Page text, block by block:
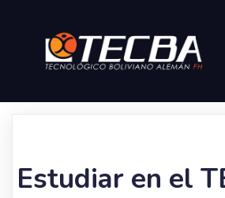
Estudiar en el